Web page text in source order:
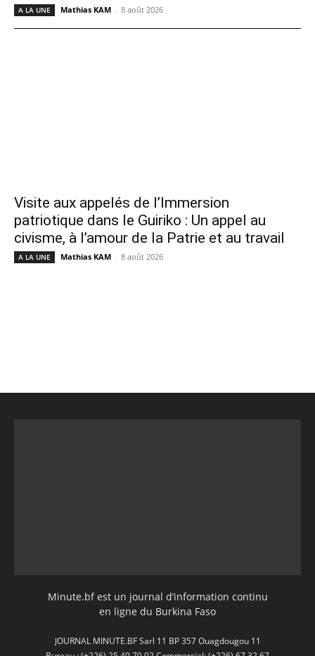
A LA UNE Mathias KAM - 8 août 2026
Visite aux appelés de l’Immersion
patriotique dans le Guiriko : Un appel au
civisme, à l’amour de la Patrie et au travail
A LA UNE Mathias KAM - 8 août 2026
Minute.bf est un journal d’information continu
en ligne du Burkina Faso
JOURNAL MINUTE.BF Sarl 11 BP 357 Ouagdougou 11